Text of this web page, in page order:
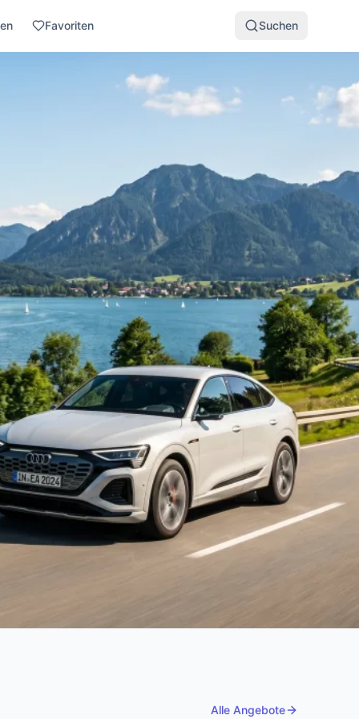
Favoriten Suchen
Alle Angebote